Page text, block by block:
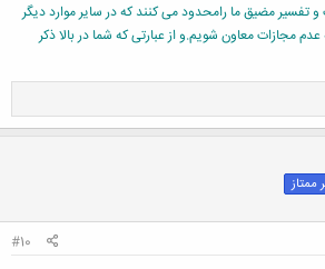
تفسیر مضیق ما رامحدود می کنند که در سایر موارد دیگر
عدم مجازات معاون شویم.و از عبارتی که شما در بالا ذکر
ممتاز
#10